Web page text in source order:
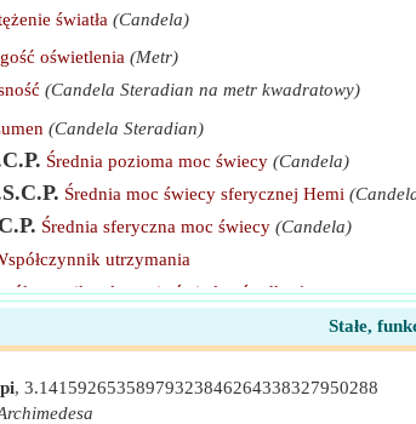
światła (Candela)
oświetlenia (Metr)
(Candela Steradian na metr kwadratowy)
(Candela Steradian)
Średnia pozioma moc świecy (Candela)
Średnia moc świecy sferycznej Hemi
Średnia sferyczna moc świecy (Candela)
utrzymania
załamania światła ośrodka 1
wejściowa
Stałe,
pi, 3.14159265358979323846264338327950288